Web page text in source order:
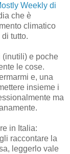
Weekly di
che è
climatico
tutto.
(inutili) e poche
le cose.
e, una
insieme i
ma
in Italia:
raccontare la
leggerlo vale